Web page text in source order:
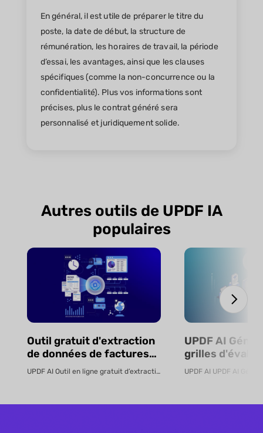
En général, il est utile de préparer le titre du
poste, la date de début, la structure de
rémunération, les horaires de travail, la période
d’essai, les avantages, ainsi que les clauses
spécifiques (comme la non-concurrence ou la
confidentialité). Plus vos informations sont
précises, plus le contrat généré sera
personnalisé et juridiquement solide.
Autres outils de UPDF IA
populaires
Outil gratuit d'extraction
de données de factures
par IA - En ligne
UPDF AI Outil en ligne gratuit d’extraction de données de factures par IA ...
UPDF AI
grilles